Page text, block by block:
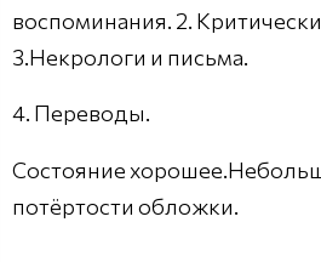
воспоминания. 2.
3.Некрологи и письма.
4. Переводы.
Состояние
потёртости обложки.